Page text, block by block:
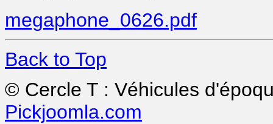
megaphone_0626.pdf
Back to Top
© Cercle T : Véhicules
Pickjoomla.com